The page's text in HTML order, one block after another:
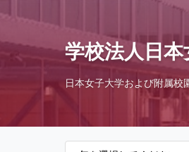
学校法人日
日本女子大学および附属校